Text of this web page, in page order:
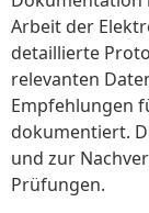
Arbeit der
detaillierte
relevanten
Empfehlungen
dokumentiert.
und zur
Prüfungen.